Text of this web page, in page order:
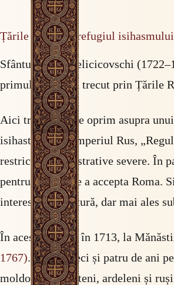
Țările Române, refugiul
Sfântul Paisie Velicicovschi
primul rând — a trecut prin Țările
Aici trebuie să ne oprim asupra
isihast slav. În Imperiul Rus,
restricții administrative severe. În
pentru refuzul de a accepta
interesați de cultură, dar mai ales
În acest context, în 1713, la
1767). În cincizeci și patru de ani
moldoveni, munteni, ardeleni și